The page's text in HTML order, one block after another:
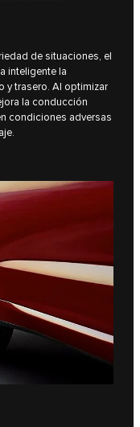
de situaciones, el
inteligente la
y trasero. Al optimizar
la conducción
condiciones adversas